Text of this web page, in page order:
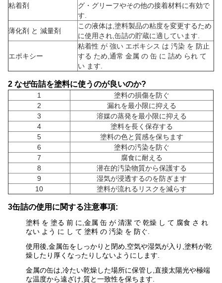
粘着剤
グ・グリーフやその他の接着材料に有効で
す.
薄化剤 と 減量剤
この液体は,塗料製品の粘度を変更するため
に使用され,缶詰の貯蔵に適しています.
エポキシー
粘着性 が 強い エポキシス は 汚染 を 防止
する ため,通常 金属 の 缶 に 詰め られ て
い ます.
2 なぜ缶詰を塗料に使うのが良いのか?
1
塗料の損傷を防ぐ
2
漏れを最小限に抑える
3
溶媒の蒸発を最小限に抑える
4
塗料を長く保存する
5
塗料の色と質感を保ちます
6
塗料の汚染を防ぐ
7
腐食に耐える
8
潜在的汚染物質から保護する
9
湿気が浸透するのを防ぎます
10
塗料が流れるリスクを減らす
3缶詰の使用に関する注意事項:
塗料 を 塗る 前 に,金属 缶 が 清潔 で 乾燥 し て 腐食 さ れ
ない よう に し て 塗料 の 汚染 を 防ぐ.
使用後,金属缶をしっかりと閉め,空気や湿気が入り,塗料が乾
燥したり厚くなったりしないようにします.
金属の缶は,冷たい乾燥した場所に保管し,直接太陽光や極端
な温度から遠ざけ,質と一致性を保ちます.